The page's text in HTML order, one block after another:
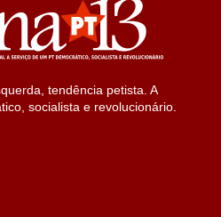
tendência petista. A
socialista e revolucionário.